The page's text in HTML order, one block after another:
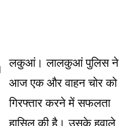
लकुआं। लालकुआं पुलिस ने
आज एक और वाहन चोर को
गिरफ्तार करने में सफलता
हासिल की है। उसके हवाले